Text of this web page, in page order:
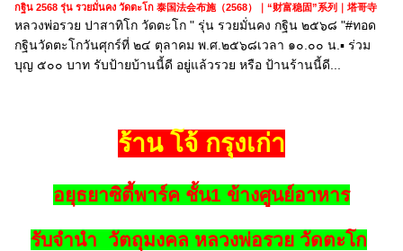
กฐิน 2568 รุ่น รวยมั่นคง วัดตะโก 泰国法会布施（2568）｜“财富稳固”系列｜塔哥寺
หลวงพ่อรวย ปาสาทิโก วัดตะโก " รุ่น รวยมั่นคง กฐิน ๒๕๖๘ "#ทอด
กฐินวัดตะโกวันศุกร์ที่ ๒๔ ตุลาคม พ.ศ.๒๕๖๘เวลา ๑๐.๐๐ น.▪︎ ร่วม
บุญ ๕๐๐ บาท รับป้ายบ้านนี้ดี อยู่แล้วรวย หรือ ป้านร้านนี้ดี...
ร้าน โจ้ กรุงเก่า
อยุธยาซิตี้พาร์ค ชั้น1 ข้างศูนย์อาหาร
รับจำนำ วัตถุมงคล หลวงพ่อรวย วัดตะโก